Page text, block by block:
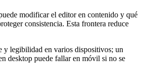
modificar el editor en contenido y qué
consistencia. Esta frontera reduce
y legibilidad en varios dispositivos; un
desktop puede fallar en móvil si no se